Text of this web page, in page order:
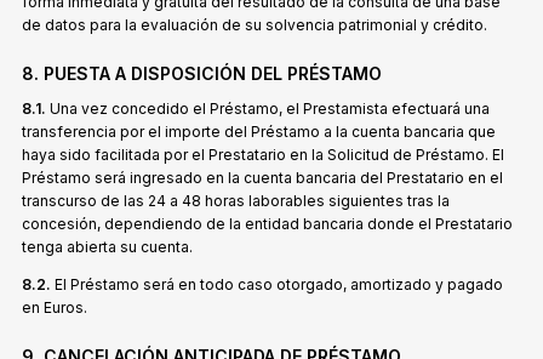
de datos para la evaluación de su solvencia patrimonial y crédito.
8. PUESTA A DISPOSICIÓN DEL PRÉSTAMO
8.1. Una vez concedido el Préstamo, el Prestamista efectuará una
transferencia por el importe del Préstamo a la cuenta bancaria que
haya sido facilitada por el Prestatario en la Solicitud de Préstamo. El
Préstamo será ingresado en la cuenta bancaria del Prestatario en el
transcurso de las 24 a 48 horas laborables siguientes tras la
concesión, dependiendo de la entidad bancaria donde el Prestatario
tenga abierta su cuenta.
8.2. El Préstamo será en todo caso otorgado, amortizado y pagado
en Euros.